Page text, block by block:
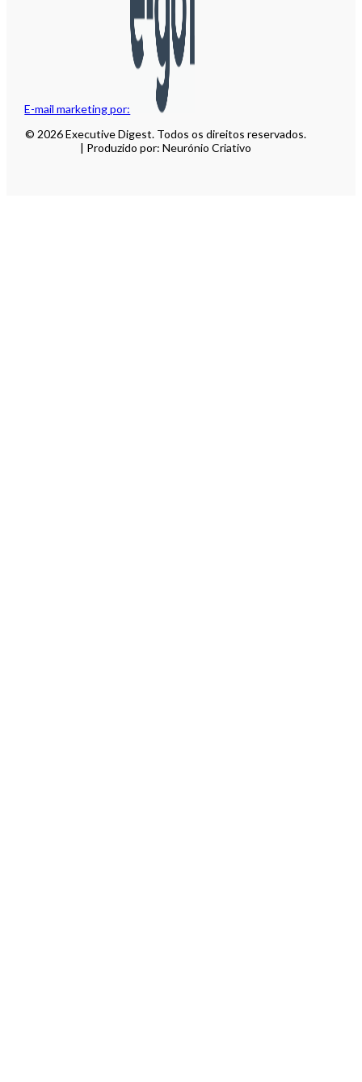
E-mail marketing por:
© 2026 Executive Digest. Todos os direitos reservados.
| Produzido por: Neurónio Criativo